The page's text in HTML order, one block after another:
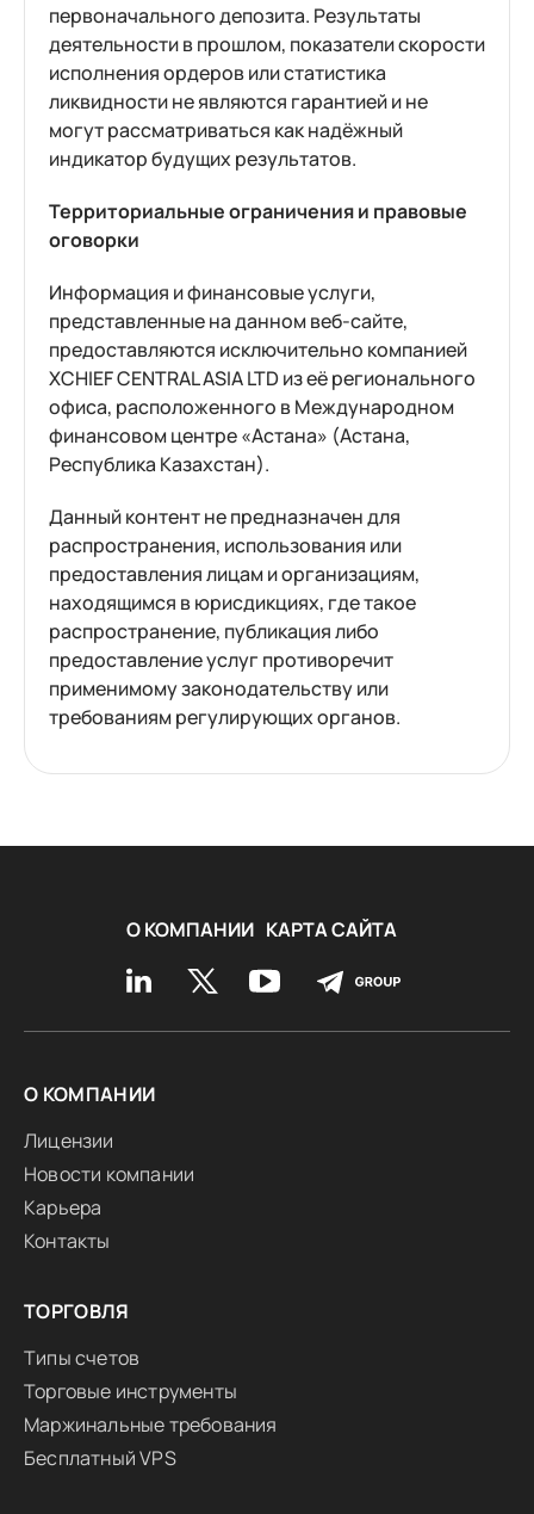
первоначального депозита. Результаты
деятельности в прошлом, показатели скорости
исполнения ордеров или статистика
ликвидности не являются гарантией и не
могут рассматриваться как надёжный
индикатор будущих результатов.
Территориальные ограничения и правовые
оговорки
Информация и финансовые услуги,
представленные на данном веб-сайте,
предоставляются исключительно компанией
XCHIEF CENTRAL ASIA LTD из её регионального
офиса, расположенного в Международном
финансовом центре «Астана» (Астана,
Республика Казахстан).
Данный контент не предназначен для
распространения, использования или
предоставления лицам и организациям,
находящимся в юрисдикциях, где такое
распространение, публикация либо
предоставление услуг противоречит
применимому законодательству или
требованиям регулирующих органов.
О КОМПАНИИ КАРТА САЙТА
О КОМПАНИИ
Лицензии
Новости компании
Карьера
Контакты
ТОРГОВЛЯ
Типы счетов
Торговые инструменты
Маржинальные требования
Бесплатный VPS